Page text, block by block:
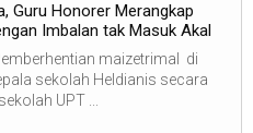
Guru Honorer Merangkap
Imbalan tak Masuk Akal
maizetrimal di
sekolah Heldianis secara
UPT ...